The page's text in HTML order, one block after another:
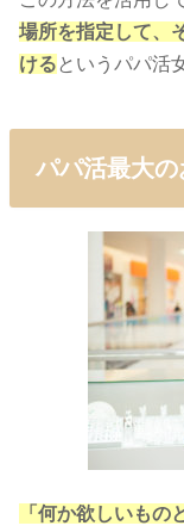
場所を指定して、
ける というパパ活
パパ活最大
「何か欲しいもの